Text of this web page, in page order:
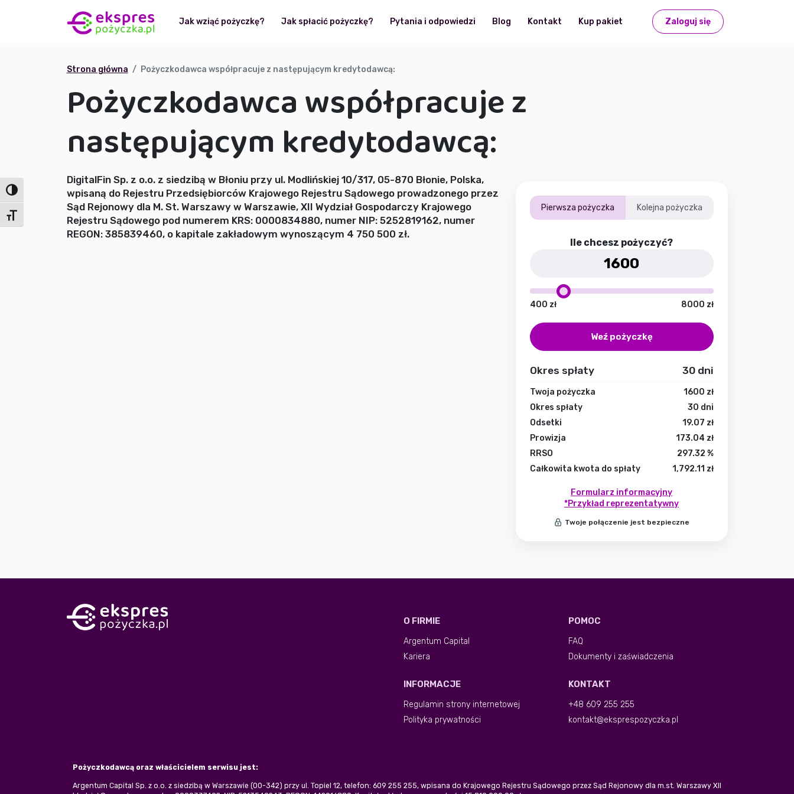
Jak wziąć pożyczkę? Jak spłacić pożyczkę? Pytania i odpowiedzi Blog Kontakt Kup pakiet Zaloguj się
Toggle High Contrast
Toggle Font size
Strona główna Pożyczkodawca współpracuje z następującym kredytodawcą:
Pożyczkodawca współpracuje z
następującym kredytodawcą:
DigitalFin Sp. z o.o. z siedzibą w Błoniu przy ul. Modlińskiej 10/317, 05-870 Błonie, Polska,
wpisaną do Rejestru Przedsiębiorców Krajowego Rejestru Sądowego prowadzonego przez
Sąd Rejonowy dla M. St. Warszawy w Warszawie, XII Wydział Gospodarczy Krajowego
Rejestru Sądowego pod numerem KRS: 0000834880, numer NIP: 5252819162, numer
REGON: 385839460, o kapitale zakładowym wynoszącym 4 750 500 zł.
Pierwsza pożyczka Kolejna pożyczka
Ile chcesz pożyczyć?
400 zł 8000 zł
Weź pożyczkę
Okres spłaty 30dni
Twoja pożyczka 1600 zł
Okres spłaty
30 dni
Odsetki
19.07 zł
Prowizja
173.04 zł
RRSO
297.32 %
Całkowita kwota do spłaty
1,792.11 zł
Formularz informacyjny
*Przykład reprezentatywny
Twoje połączenie jest bezpieczne
O FIRMIE
Argentum Capital
Kariera
POMOC
FAQ
Dokumenty i zaświadczenia
INFORMACJE
Regulamin strony internetowej
Polityka prywatności
KONTAKT
+48 609 255 255
kontakt@eksprespozyczka.pl
Pożyczkodawcą oraz właścicielem serwisu jest:
Argentum Capital Sp. z o.o. z siedzibą w Warszawie (00-342) przy ul. Topiel 12, telefon: 609 255 255, wpisana do Krajowego Rejestru Sądowego przez Sąd Rejonowy dla m.st. Warszawy XII